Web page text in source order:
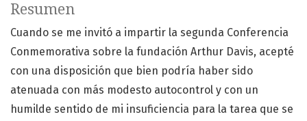
Resumen
Cuando se me invitó a impartir la segunda Conferencia
Conmemorativa sobre la fundación Arthur Davis, acepté
con una disposición que bien podría haber sido
atenuada con más modesto autocontrol y con un
humilde sentido de mi insuficiencia para la tarea que se